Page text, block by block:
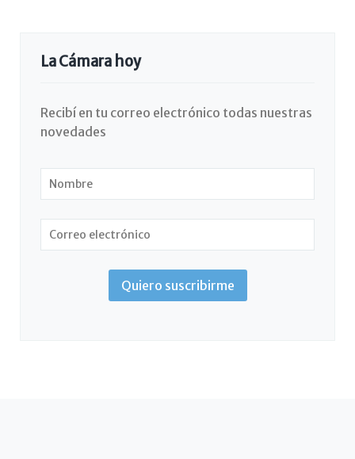
La Cámara hoy
Recibí en tu correo electrónico todas nuestras
novedades